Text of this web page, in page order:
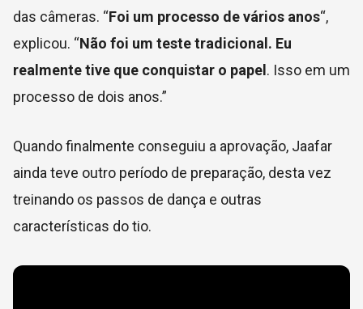
das câmeras. “Foi um processo de vários anos“,
explicou. “Não foi um teste tradicional. Eu
realmente tive que conquistar o papel . Isso em um
processo de dois anos.”
Quando finalmente conseguiu a aprovação, Jaafar
ainda teve outro período de preparação, desta vez
treinando os passos de dança e outras
características do tio.